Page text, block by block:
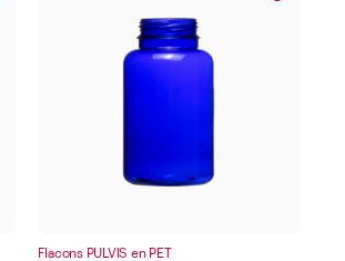
Flacons PULVIS en PET